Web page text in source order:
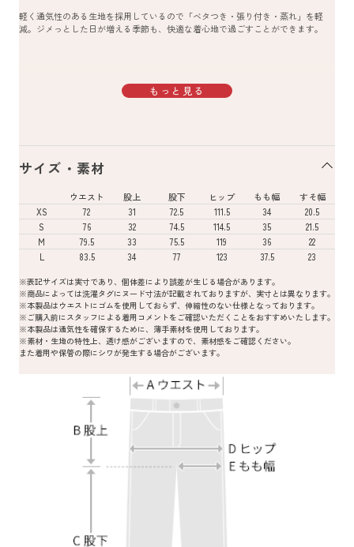
軽く通気性のある生地を採用しているので「ベタつき・張り付き・蒸れ」を軽
減。ジメっとした日が増える季節も、快適な着心地で過ごすことができます。
もっと見る
サイズ・素材
ウエスト 股上 股下 ヒップ もも幅
すそ幅
XS
72 31 72.5 111.5 34
20.5
S
76 32 74.5 114.5 35
21.5
M
79.5 33 75.5 119 36
22
L
83.5 34 77 123 37.5 23
※表記サイズは実寸であり、個体差により誤差が生じる場合があります。
※商品によっては洗濯タグにヌード寸法が記載されておりますが、実寸とは異なります。
※本製品はウエストにゴムを使用しておらず、伸縮性のない仕様となっております。
※ご購入前にスタッフによる着用コメントをご確認いただくことをおすすめいたします。
※本製品は通気性を確保するために、薄手素材を使用しております。
※素材・生地の特性上、透け感がございますので、素材感をご確認ください。
また着用や保管の際にシワが発生する場合がございます。